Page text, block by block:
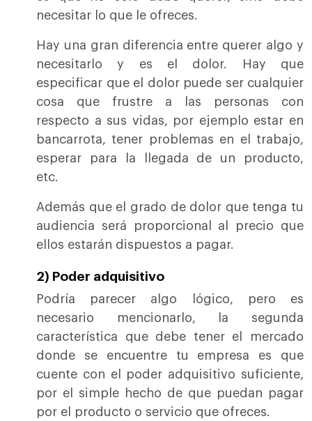
necesitar lo que le ofreces.
Hay una gran diferencia entre querer algo y
necesitarlo y es el dolor. Hay que
especificar que el dolor puede ser cualquier
cosa que frustre a las personas con
respecto a sus vidas, por ejemplo estar en
bancarrota, tener problemas en el trabajo,
esperar para la llegada de un producto,
etc.
Además que el grado de dolor que tenga tu
audiencia será proporcional al precio que
ellos estarán dispuestos a pagar.
2) Poder adquisitivo
Podría parecer algo lógico, pero es
necesario mencionarlo, la segunda
característica que debe tener el mercado
donde se encuentre tu empresa es que
cuente con el poder adquisitivo suficiente,
por el simple hecho de que puedan pagar
por el producto o servicio que ofreces.